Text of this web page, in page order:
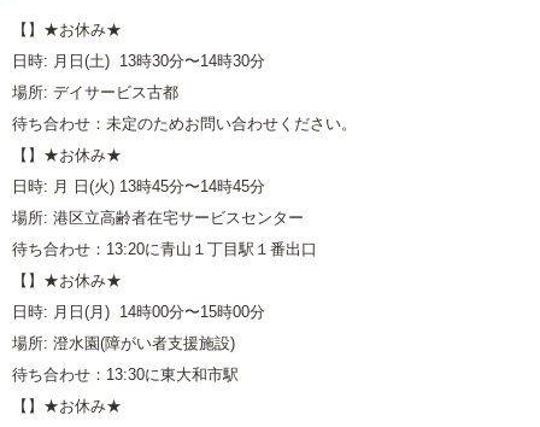
【】★お休み★
日時: 月日(土) 13時30分〜14時30分
場所: デイサービス古都
待ち合わせ：未定のためお問い合わせください。
【】★お休み★
日時: 月 日(火) 13時45分〜14時45分
場所: 港区立高齢者在宅サービスセンター
待ち合わせ：13:20に青山１丁目駅１番出口
【】★お休み★
日時: 月日(月) 14時00分〜15時00分
場所: 澄水園(障がい者支援施設)
待ち合わせ：13:30に東大和市駅
【】★お休み★